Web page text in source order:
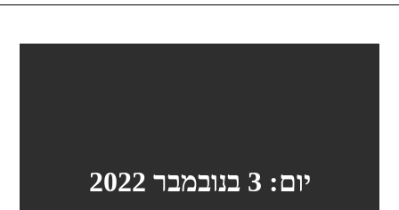
יום: 3 בנובמבר 2022